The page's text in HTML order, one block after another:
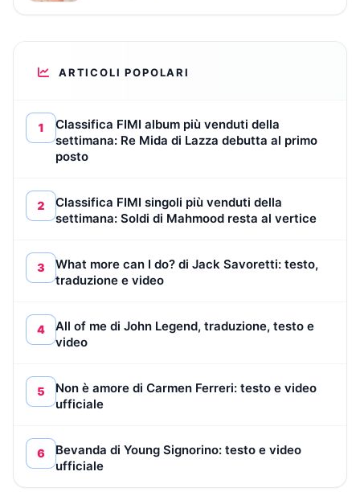
ARTICOLI POPOLARI
1
Classifica FIMI album più venduti della
settimana: Re Mida di Lazza debutta al primo
posto
2
Classifica FIMI singoli più venduti della
settimana: Soldi di Mahmood resta al vertice
3
What more can I do? di Jack Savoretti: testo,
traduzione e video
4
All of me di John Legend, traduzione, testo e
video
5
Non è amore di Carmen Ferreri: testo e video
ufficiale
6
Bevanda di Young Signorino: testo e video
ufficiale